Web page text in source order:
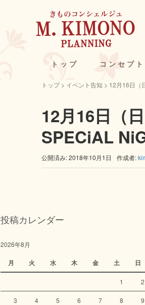
トップ コンセプト
トップ> イベント告知 > 12月16日
12月16日（
SPECiAL
公開済み: 2018年10月1日 作成者:
投稿カレンダー
2026年8月
月 火 水 木 金 土 日
1 2
3 4 5 6 7 8 9